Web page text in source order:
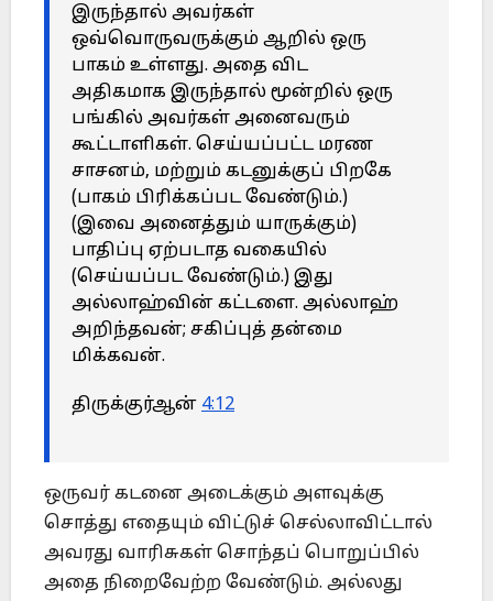
இருந்தால் அவர்கள்
ஒவ்வொருவருக்கும் ஆறில் ஒரு
பாகம் உள்ளது. அதை விட
அதிகமாக இருந்தால் மூன்றில் ஒரு
பங்கில் அவர்கள் அனைவரும்
கூட்டாளிகள். செய்யப்பட்ட மரண
சாசனம், மற்றும் கடனுக்குப் பிறகே
(பாகம் பிரிக்கப்பட வேண்டும்.)
(இவை அனைத்தும் யாருக்கும்)
பாதிப்பு ஏற்படாத வகையில்
(செய்யப்பட வேண்டும்.) இது
அல்லாஹ்வின் கட்டளை. அல்லாஹ்
அறிந்தவன்; சகிப்புத் தன்மை
மிக்கவன்.
திருக்குர்ஆன் 4:12
ஒருவர் கடனை அடைக்கும் அளவுக்கு
சொத்து எதையும் விட்டுச் செல்லாவிட்டால்
அவரது வாரிசுகள் சொந்தப் பொறுப்பில்
அதை நிறைவேற்ற வேண்டும். அல்லது